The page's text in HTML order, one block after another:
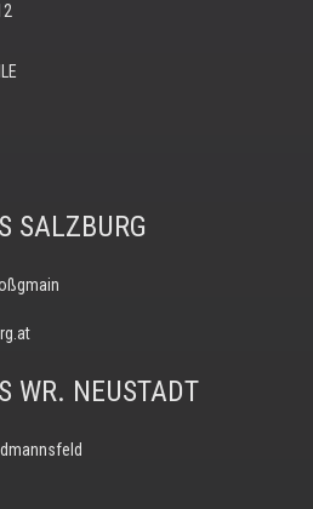
SALZBURG
WR. NEUSTADT